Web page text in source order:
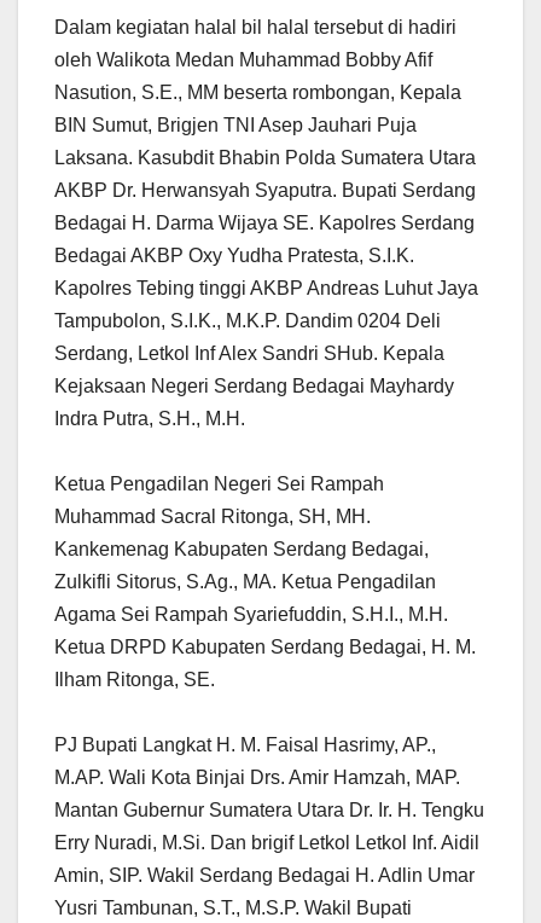
Dalam kegiatan halal bil halal tersebut di hadiri
oleh Walikota Medan Muhammad Bobby Afif
Nasution, S.E., MM beserta rombongan, Kepala
BIN Sumut, Brigjen TNI Asep Jauhari Puja
Laksana. Kasubdit Bhabin Polda Sumatera Utara
AKBP Dr. Herwansyah Syaputra. Bupati Serdang
Bedagai H. Darma Wijaya SE. Kapolres Serdang
Bedagai AKBP Oxy Yudha Pratesta, S.I.K.
Kapolres Tebing tinggi AKBP Andreas Luhut Jaya
Tampubolon, S.I.K., M.K.P. Dandim 0204 Deli
Serdang, Letkol Inf Alex Sandri SHub. Kepala
Kejaksaan Negeri Serdang Bedagai Mayhardy
Indra Putra, S.H., M.H.
Ketua Pengadilan Negeri Sei Rampah
Muhammad Sacral Ritonga, SH, MH.
Kankemenag Kabupaten Serdang Bedagai,
Zulkifli Sitorus, S.Ag., MA. Ketua Pengadilan
Agama Sei Rampah Syariefuddin, S.H.I., M.H.
Ketua DRPD Kabupaten Serdang Bedagai, H. M.
Ilham Ritonga, SE.
PJ Bupati Langkat H. M. Faisal Hasrimy, AP.,
M.AP. Wali Kota Binjai Drs. Amir Hamzah, MAP.
Mantan Gubernur Sumatera Utara Dr. Ir. H. Tengku
Erry Nuradi, M.Si. Dan brigif Letkol Letkol Inf. Aidil
Amin, SIP. Wakil Serdang Bedagai H. Adlin Umar
Yusri Tambunan, S.T., M.S.P. Wakil Bupati